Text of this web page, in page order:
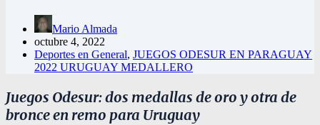
Mario Almada
octubre 4, 2022
Deportes en General, JUEGOS ODESUR EN PARAGUAY
2022 URUGUAY MEDALLERO
Juegos Odesur: dos medallas de oro y otra de
bronce en remo para Uruguay